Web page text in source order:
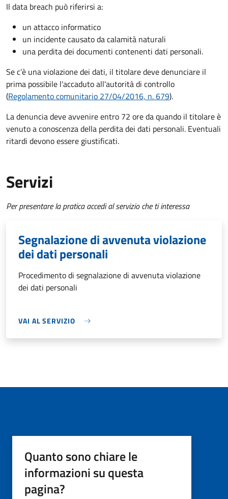
Il data breach può riferirsi a:
un attacco informatico
un incidente causato da calamità naturali
una perdita dei documenti contenenti dati personali.
Se c’è una violazione dei dati, il titolare deve denunciare il
prima possibile l'accaduto all'autorità di controllo
(Regolamento comunitario 27/04/2016, n. 679).
La denuncia deve avvenire entro 72 ore da quando il titolare è
venuto a conoscenza della perdita dei dati personali. Eventuali
ritardi devono essere giustificati.
Servizi
Per presentare la pratica accedi al servizio che ti interessa
Segnalazione di avvenuta violazione
dei dati personali
Procedimento di segnalazione di avvenuta violazione
dei dati personali
VAI AL SERVIZIO
Quanto sono chiare le
informazioni su questa
pagina?